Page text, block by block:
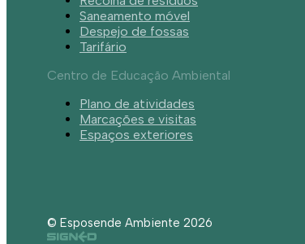
Saneamento móvel
Despejo de fossas
Tarifário
Centro de Educação Ambiental
Plano de atividades
Marcações e visitas
Espaços exteriores
© Esposende Ambiente 2026